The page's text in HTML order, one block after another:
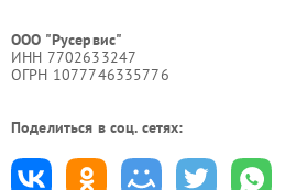
ООО "Русервис"
ИНН 7702633247
ОГРН 1077746335776
Поделиться в соц. сетях: